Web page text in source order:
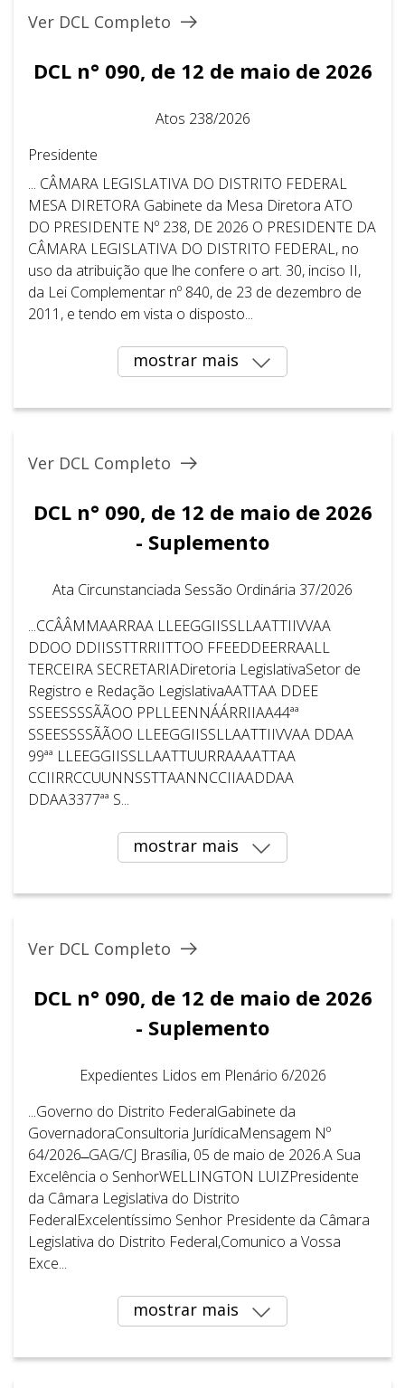
Ver DCL Completo
DCL n° 090, de 12 de maio de 2026
Atos 238/2026
Presidente
... CÂMARA LEGISLATIVA DO DISTRITO FEDERAL ​ ​
MESA DIRETORA Gabinete da Mesa Diretora ATO
DO PRESIDENTE Nº 238, DE 2026 O PRESIDENTE DA
CÂMARA LEGISLATIVA DO DISTRITO FEDERAL, no
uso da atribuição que lhe confere o art. 30, inciso II,
da Lei Complementar nº 840, de 23 de dezembro de
2011, e tendo em vista o disposto...
mostrar mais
Ver DCL Completo
DCL n° 090, de 12 de maio de 2026
- Suplemento
Ata Circunstanciada Sessão Ordinária 37/2026
...CCÂÂMMAARRAA LLEEGGIISSLLAATTIIVVAA
DDOO DDIISSTTRRIITTOO FFEEDDEERRAALL
TERCEIRA SECRETARIADiretoria LegislativaSetor de
Registro e Redação LegislativaAATTAA DDEE
SSEESSSSÃÃOO PPLLEENNÁÁRRIIAA44ªª
SSEESSSSÃÃOO LLEEGGIISSLLAATTIIVVAA DDAA
99ªª LLEEGGIISSLLAATTUURRAAAATTAA
CCIIRRCCUUNNSSTTAANNCCIIAADDAA
DDAA3377ªª S...
mostrar mais
Ver DCL Completo
DCL n° 090, de 12 de maio de 2026
- Suplemento
Expedientes Lidos em Plenário 6/2026
...Governo do Distrito FederalGabinete da
GovernadoraConsultoria JurídicaMensagem Nº
64/2026 ̶ GAG/CJ Brasília, 05 de maio de 2026.A Sua
Excelência o SenhorWELLINGTON LUIZPresidente
da Câmara Legislativa do Distrito
FederalExcelentíssimo Senhor Presidente da Câmara
Legislativa do Distrito Federal,Comunico a Vossa
Exce...
mostrar mais